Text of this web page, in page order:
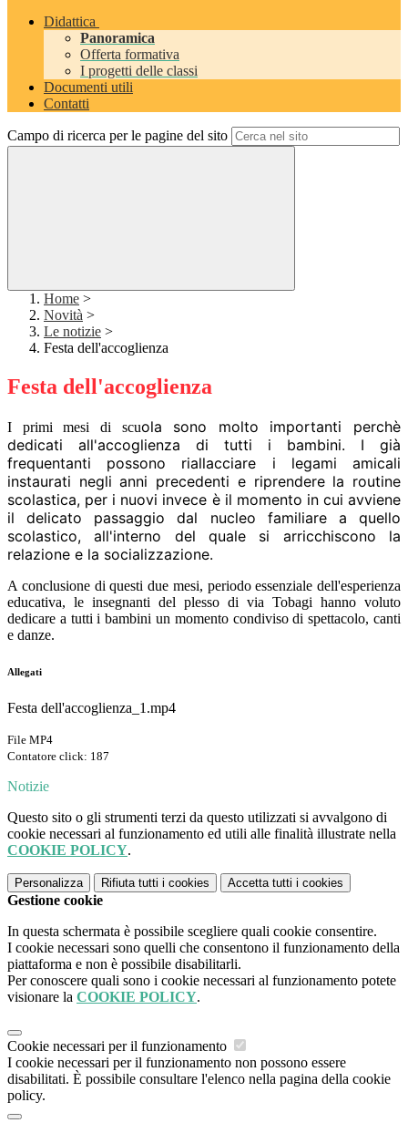
Didattica
Panoramica
Offerta formativa
I progetti delle classi
Documenti utili
Contatti
Campo di ricerca per le pagine del sito
Home >
Novità >
Le notizie >
Festa dell'accoglienza
Festa dell'accoglienza
I primi mesi di scuola sono molto importanti perchè
dedicati all'accoglienza di tutti i bambini. I già
frequentanti possono riallacciare i legami amicali
instaurati negli anni precedenti e riprendere la routine
scolastica, per i nuovi invece è il momento in cui avviene
il delicato passaggio dal nucleo familiare a quello
scolastico, all'interno del quale si arricchiscono la
relazione e la socializzazione.
A conclusione di questi due mesi, periodo essenziale dell'esperienza
educativa, le insegnanti del plesso di via Tobagi hanno voluto
dedicare a tutti i bambini un momento condiviso di spettacolo, canti
e danze.
Allegati
Festa dell'accoglienza_1.mp4
File MP4
Contatore click: 187
Notizie
Questo sito o gli strumenti terzi da questo utilizzati si avvalgono di
cookie necessari al funzionamento ed utili alle finalità illustrate nella
COOKIE POLICY.
Personalizza Rifiuta tutti i cookies Accetta tutti i cookies
Gestione cookie
In questa schermata è possibile scegliere quali cookie consentire.
I cookie necessari sono quelli che consentono il funzionamento della
piattaforma e non è possibile disabilitarli.
Per conoscere quali sono i cookie necessari al funzionamento potete
visionare la COOKIE POLICY.
Cookie necessari per il funzionamento
I cookie necessari per il funzionamento non possono essere
disabilitati. È possibile consultare l'elenco nella pagina della cookie
policy.